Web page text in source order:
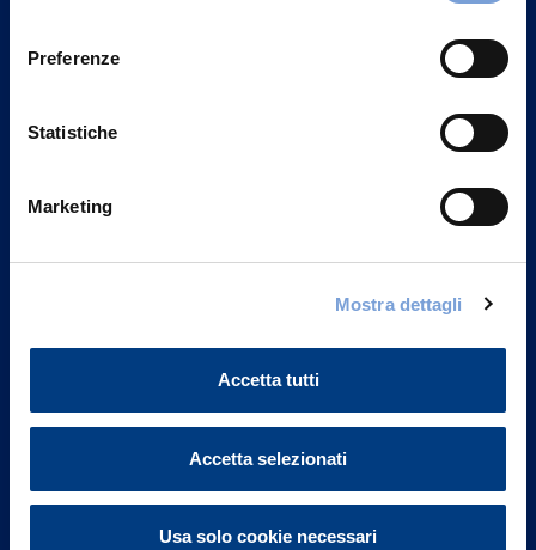
Preferenze
Statistiche
Marketing
Mostra dettagli
Accetta tutti
Accetta selezionati
Usa solo cookie necessari
Governance